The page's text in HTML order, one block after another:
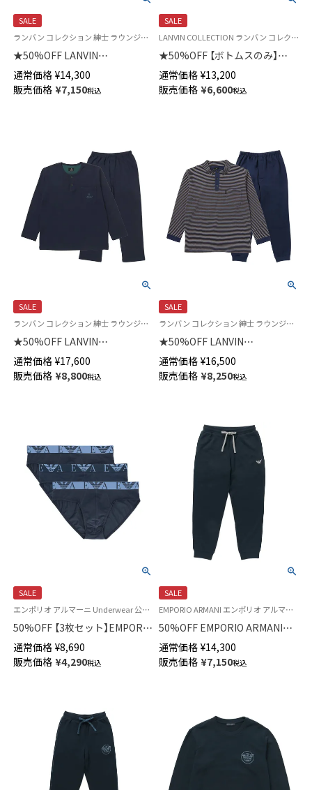
SALE
ランバン コレクション 紳士 ラウンジウェア 羽織 半纏 はんてん あたたかい
★50%OFF LANVIN
COLLECTION 【M・Lサイズ】 カ
チオン染フリース ベスト 前ボ
タン 前開き メンズ 54438034
通常価格 ¥14,300
販売価格 ¥7,150税込
SALE
LANVIN COLLECTION ランバン コレクション メンズ スウェットパンツ
★50%OFF 【ボトムスのみ】
LANVIN COLLECTION 【LLサイ
ズ】 滑らかフリース シルキーマ
イヤー スウェットパンツ 長ズ
通常価格 ¥13,200
販売価格 ¥6,600税込
SALE
ランバン コレクション 紳士 ラウンジウェア
★50%OFF LANVIN
COLLECTION ランバン コレク
ション 上下セット 【M・Lサイ
ズ】 綿100％ 先染め接結 バイカ
通常価格 ¥17,600
販売価格 ¥8,800税込
SALE
ランバン コレクション 紳士 ラウンジウェア
★50%OFF LANVIN
COLLECTION 上下セット 【M・
Lサイズ】 綿100％ 裏毛起毛 ボ
ーダー 長袖 カットソー パジャ
通常価格 ¥16,500
販売価格 ¥8,250税込
SALE
エンポリオ アルマーニ Underwear 公式オンラインショップ
50%OFF 【3枚セット】EMPORIO
ARMANI BOLD MONOGRAM
BRIEF 3Pパック コットン ブリ
ーフパンツ EUサイズ メンズ
通常価格 ¥8,690
販売価格 ¥4,290税込
SALE
EMPORIO ARMANI エンポリオ アルマーニ メンズ ラウンジウェア
50%OFF EMPORIO ARMANI
FUZZY FLEECE ファジーフリー
ス スウェット パンツ ボトムス
ラウンジウェア EUサイズ メン
通常価格 ¥14,300
販売価格 ¥7,150税込